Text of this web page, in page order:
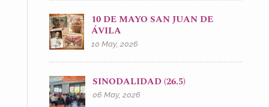
10 DE MAYO SAN JUAN DE
ÁVILA
10 May, 2026
SINODALIDAD (26.5)
06 May, 2026